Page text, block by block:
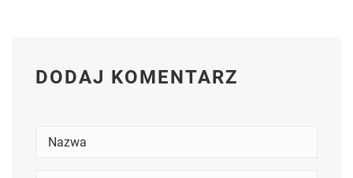
DODAJ KOMENTARZ